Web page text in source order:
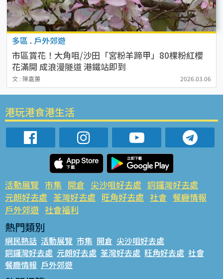
多區 . 戶外郊遊
市區賞花！大角咀/沙田「宮粉羊蹄甲」80棵粉紅櫻
花滿開 成浪漫隧道 港鐵站即到
文 : 陳嘉蕙 2026.03.06
港玩港食港生活
活動展覽 市集 開倉 尖沙咀好去處 銅鑼灣好去處
元朗好去處 荃灣好去處 旺角好去處 社會 餐廳情報
戶外郊遊 社會福利
熱門類別
網民熱話 活動展覽 市集 開倉 尖沙咀好去處
銅鑼灣好去處 元朗好去處 荃灣好去處 旺角好去處 社會
餐廳情報 戶外郊遊